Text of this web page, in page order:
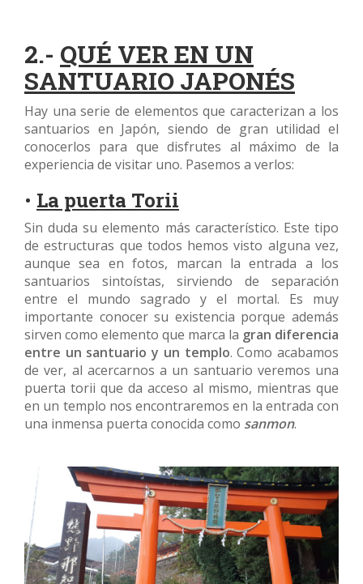
2.- QUÉ VER EN UN
SANTUARIO JAPONÉS
Hay una serie de elementos que caracterizan a los
santuarios en Japón, siendo de gran utilidad el
conocerlos para que disfrutes al máximo de la
experiencia de visitar uno. Pasemos a verlos:
• La puerta Torii
Sin duda su elemento más característico. Este tipo
de estructuras que todos hemos visto alguna vez,
aunque sea en fotos, marcan la entrada a los
santuarios sintoístas, sirviendo de separación
entre el mundo sagrado y el mortal. Es muy
importante conocer su existencia porque además
sirven como elemento que marca la gran diferencia
entre un santuario y un templo. Como acabamos
de ver, al acercarnos a un santuario veremos una
puerta torii que da acceso al mismo, mientras que
en un templo nos encontraremos en la entrada con
una inmensa puerta conocida como sanmon.